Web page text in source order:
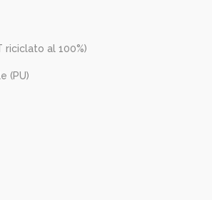
riciclato al 100%)
(PU)